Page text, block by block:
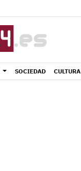
SOCIEDAD CULTURA